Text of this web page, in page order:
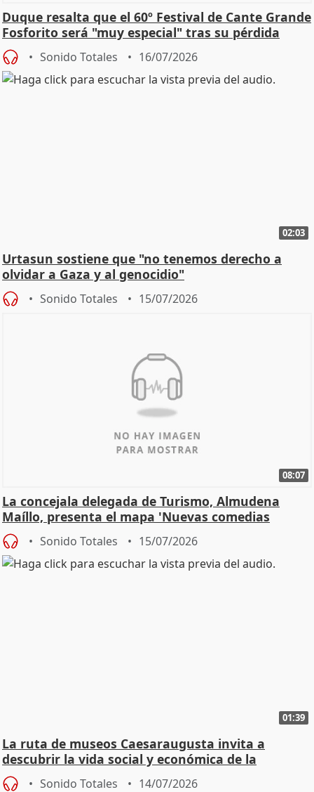
Duque resalta que el 60º Festival de Cante Grande
Fosforito será "muy especial" tras su pérdida
Sonido Totales 16/07/2026
02:03
Urtasun sostiene que "no tenemos derecho a
olvidar a Gaza y al genocidio"
Sonido Totales 15/07/2026
08:07
La concejala delegada de Turismo, Almudena
Maíllo, presenta el mapa 'Nuevas comedias
madrileñas'
Sonido Totales 15/07/2026
01:39
La ruta de museos Caesaraugusta invita a
descubrir la vida social y económica de la
Zaragoza ro
Sonido Totales 14/07/2026